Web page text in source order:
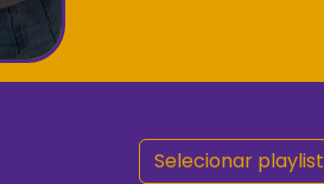
Selecionar playlist